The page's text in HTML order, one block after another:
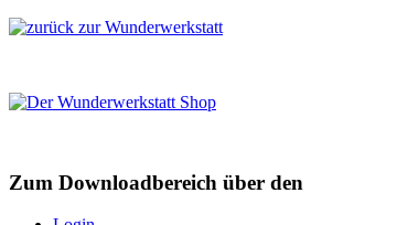
Zum Downloadbereich über den